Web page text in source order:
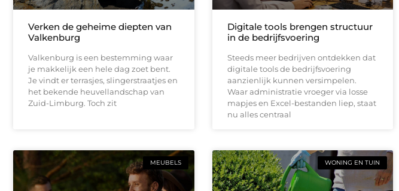
Verken de geheime diepten van
Valkenburg
Valkenburg is een bestemming waar
je makkelijk een hele dag zoet bent.
Je vindt er terrasjes, slingerstraatjes en
het bekende heuvellandschap van
Zuid-Limburg. Toch zit
Digitale tools brengen structuur
in de bedrijfsvoering
Steeds meer bedrijven ontdekken dat
digitale tools de bedrijfsvoering
aanzienlijk kunnen versimpelen.
Waar administratie vroeger via losse
mapjes en Excel-bestanden liep, staat
nu alles centraal
MEUBELS WONING EN TUIN